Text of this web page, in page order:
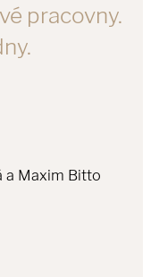
pracovny.
a Maxim Bitto